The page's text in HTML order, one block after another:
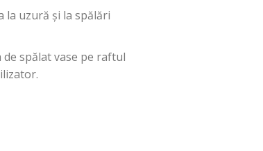
la uzură și la spălări
spălat vase pe raftul